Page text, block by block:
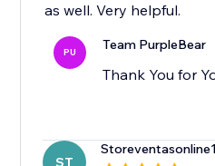
as well. Very helpful.
PU Team PurpleBear
Thank You for
ST
Storeventasonline1